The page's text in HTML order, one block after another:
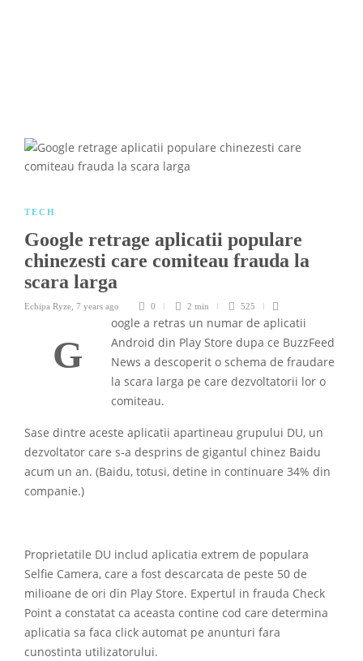
TECH
Google retrage aplicatii populare
chinezesti care comiteau frauda la
scara larga
Echipa Ryze 7 years ago 0 2 min 525
G
oogle a retras un numar de aplicatii
Android din Play Store dupa ce BuzzFeed
News a descoperit o schema de fraudare
la scara larga pe care dezvoltatorii lor o
comiteau.
Sase dintre aceste aplicatii apartineau grupului DU, un
dezvoltator care s-a desprins de gigantul chinez Baidu
acum un an. (Baidu, totusi, detine in continuare 34% din
companie.)
Proprietatile DU includ aplicatia extrem de populara
Selfie Camera, care a fost descarcata de peste 50 de
milioane de ori din Play Store. Expertul in frauda Check
Point a constatat ca aceasta contine cod care determina
aplicatia sa faca click automat pe anunturi fara
cunostinta utilizatorului.